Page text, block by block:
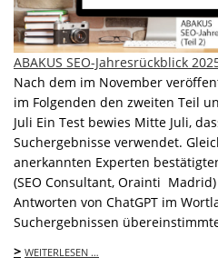
ABAKUS SEO-Jahresrückblick
Nach dem im November
im Folgenden den zweiten Teil
Juli Ein Test bewies Mitte Juli,
Suchergebnisse verwendet.
anerkannten Experten
(SEO Consultant, Orainti
Antworten von ChatGPT im
Suchergebnissen
> WEITERLESEN …